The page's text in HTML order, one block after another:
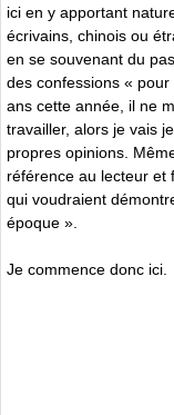
ici en y apportant
écrivains, chinois ou
en se souvenant du
des confessions «
ans cette année, il ne
travailler, alors je vais
propres opinions.
référence au lecteur et
qui voudraient
époque ».
Je commence donc ici.